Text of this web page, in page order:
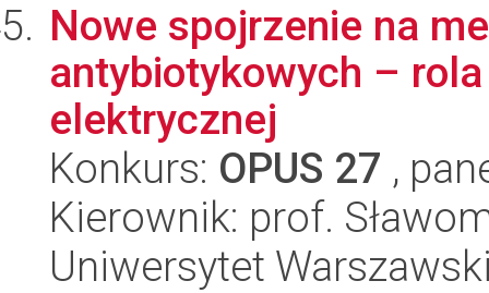
Nowe spojrzenie na
antybiotykowych –
elektrycznej
Konkurs: OPUS 27 ,
Kierownik: prof.
Uniwersytet